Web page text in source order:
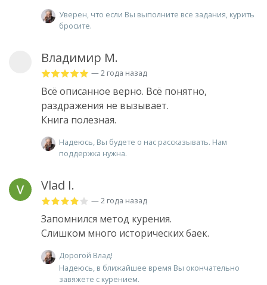
Уверен, что если Вы выполните все задания, курить
бросите.
Владимир М.
— 2 года назад
Всё описанное верно. Всё понятно,
раздражения не вызывает.
Книга полезная.
Надеюсь, Вы будете о нас рассказывать. Нам
поддержка нужна.
Vlad I.
— 2 года назад
Запомнился метод курения.
Слишком много исторических баек.
Дорогой Влад!
Надеюсь, в ближайшее время Вы окончательно
завяжете с курением.